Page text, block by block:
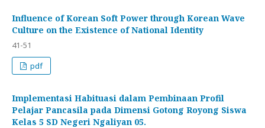
Influence of Korean Soft Power through Korean Wave
Culture on the Existence of National Identity
41-51
pdf
Implementasi Habituasi dalam Pembinaan Profil
Pelajar Pancasila pada Dimensi Gotong Royong Siswa
Kelas 5 SD Negeri Ngaliyan 05.